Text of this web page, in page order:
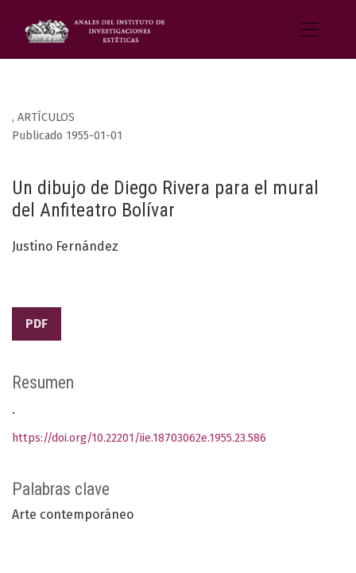
, ARTÍCULOS
Un dibujo de Diego Rivera para el mural
del Anfiteatro Bolívar
Publicado 1955-01-01
Justino Fernández
PDF
Palabras clave
Arte contemporáneo
Resumen
.
https://doi.org/10.22201/iie.18703062e.1955.23.586